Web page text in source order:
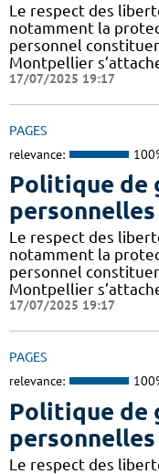
Le respect des
notamment la
personnel
Montpellier
17/07/2025 19:17
PAGES
relevance:
Politique de
personnelles
Le respect des
notamment la
personnel
Montpellier
17/07/2025 19:17
PAGES
relevance:
Politique de
personnelles
Le respect des